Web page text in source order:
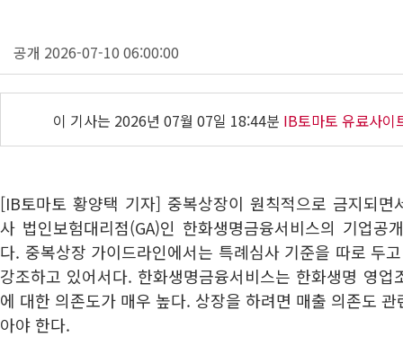
공개 2026-07-10 06:00:00
이 기사는 2026년 07월 07일 18:44분 IB토마토 유료사이
[IB토마토 황양택 기자] 중복상장이 원칙적으로 금지되
사 법인보험대리점(GA)인 한화생명금융서비스의 기업공
다. 중복상장 가이드라인에서는 특례심사 기준을 따로 두
강조하고 있어서다. 한화생명금융서비스는 한화생명 영
에 대한 의존도가 매우 높다. 상장을 하려면 매출 의존도
아야 한다.